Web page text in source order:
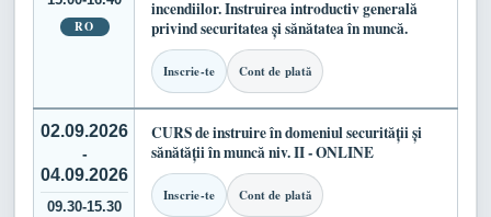
RO
incendiilor. Instruirea introductiv generală
privind securitatea și sănătatea în muncă.
Inscrie-te Cont de plată
02.09.2026
-
04.09.2026
09.30-15.30
CURS de instruire în domeniul securității și
sănătății în muncă niv. II - ONLINE
Inscrie-te Cont de plată